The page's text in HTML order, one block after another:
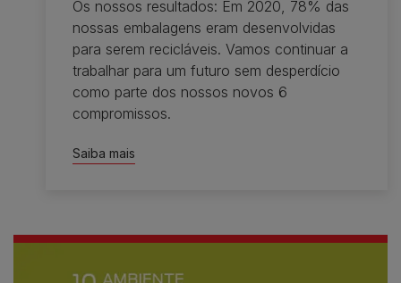
Os nossos resultados: Em 2020, 78% das
nossas embalagens eram desenvolvidas
para serem recicláveis. Vamos continuar a
trabalhar para um futuro sem desperdício
como parte dos nossos novos 6
compromissos.
Saiba mais